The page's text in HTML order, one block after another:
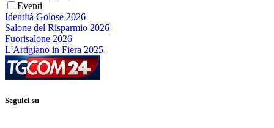
Eventi
Identità Golose 2026
Salone del Risparmio 2026
Fuorisalone 2026
L'Artigiano in Fiera 2025
Seguici su